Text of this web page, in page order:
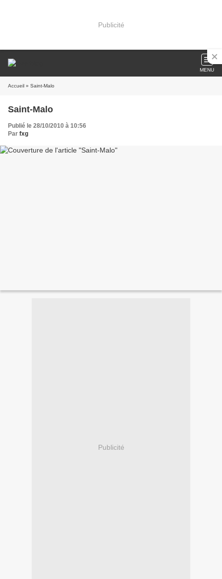
Publicité
MENU
Accueil » Saint-Malo
Saint-Malo
Publié le 28/10/2010 à 10:56
Par fxg
Publicité